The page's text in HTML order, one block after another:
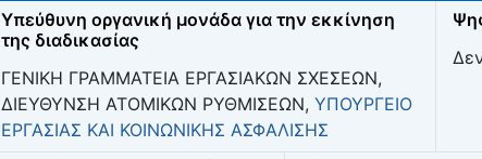
Υπεύθυνη οργανική μονάδα για την εκκίνηση
της διαδικασίας
ΓΕΝΙΚΗ ΓΡΑΜΜΑΤΕΙΑ ΕΡΓΑΣΙΑΚΩΝ ΣΧΕΣΕΩΝ,
ΔΙΕΥΘΥΝΣΗ ΑΤΟΜΙΚΩΝ ΡΥΘΜΙΣΕΩΝ, ΥΠΟΥΡΓΕΙΟ
ΕΡΓΑΣΙΑΣ ΚΑΙ ΚΟΙΝΩΝΙΚΗΣ ΑΣΦΑΛΙΣΗΣ